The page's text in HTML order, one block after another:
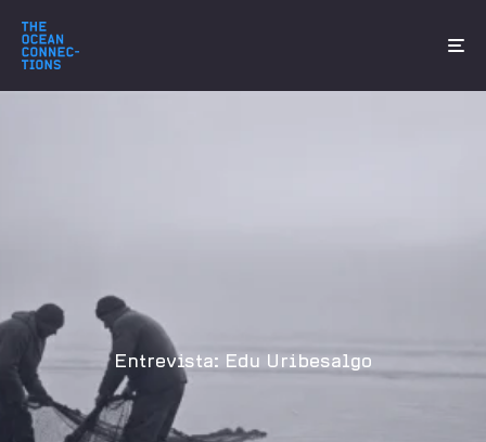
Entrevista: Edu Uribesalgo